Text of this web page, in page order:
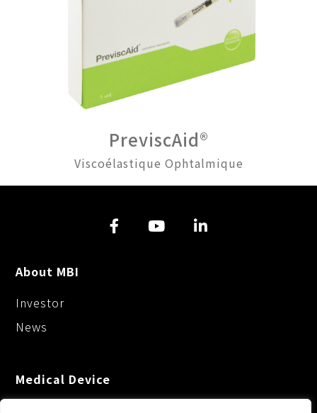
PreviscAid®
Viscoélastique Ophtalmique
About MBI
Investor
News
Medical Device